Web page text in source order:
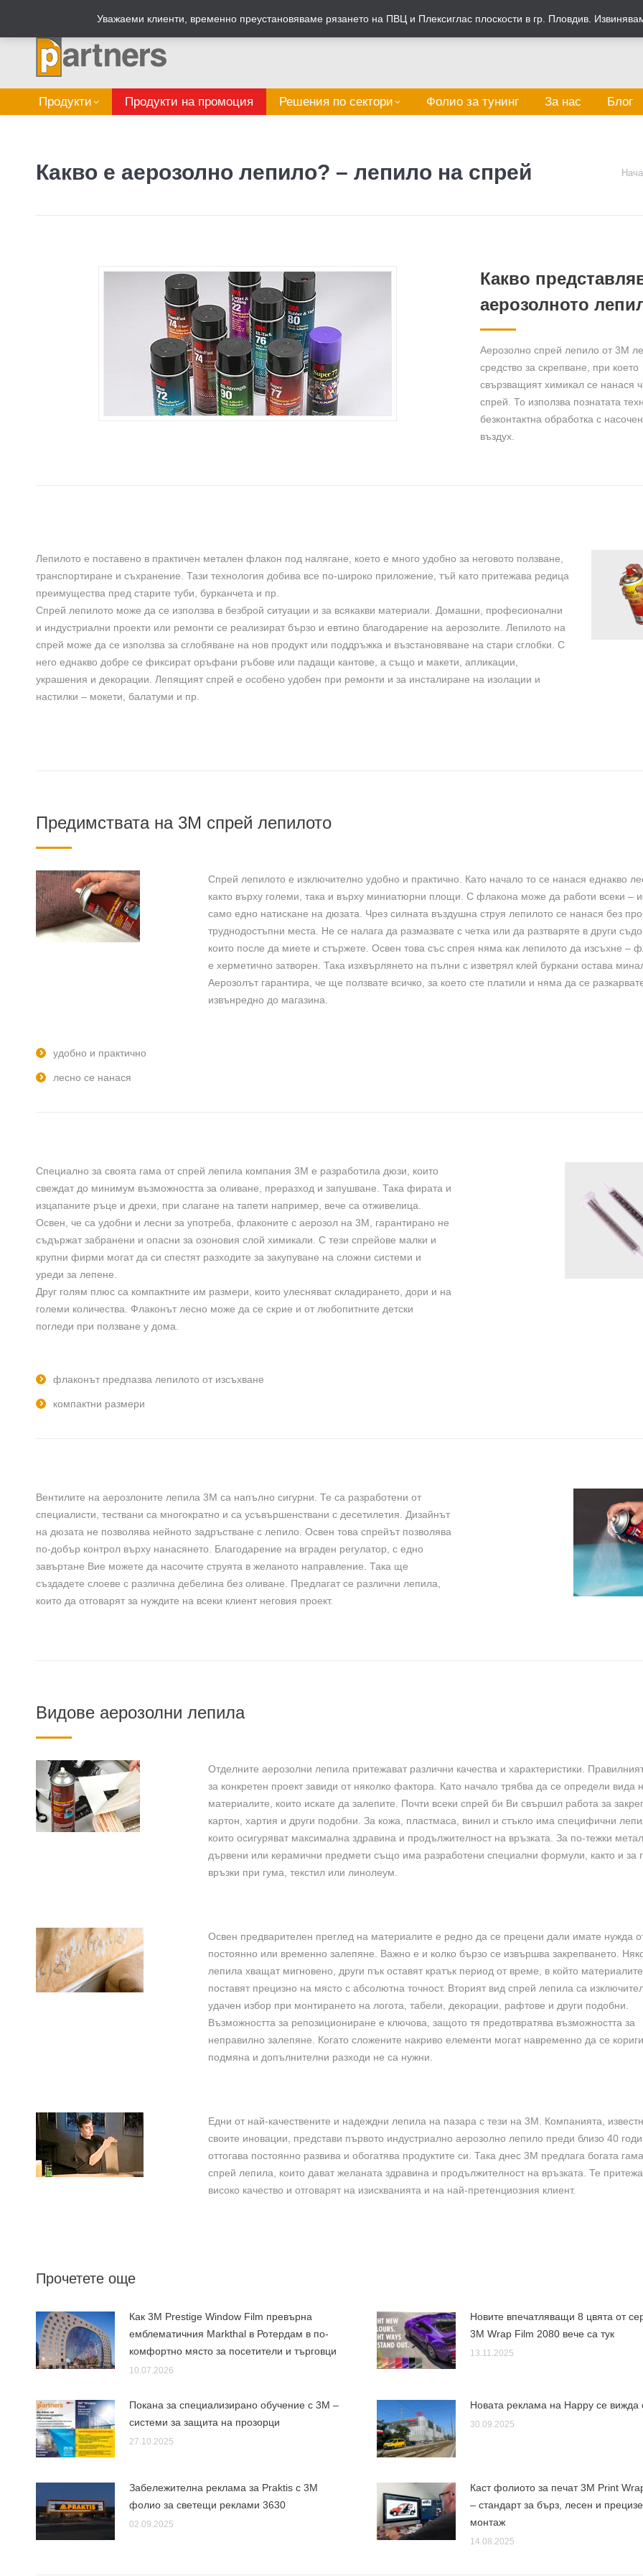
Табелен калкулатор
Продукти Продукти на промоция Решения по сектори Фолио за тунинг За нас Блог
Какво е аерозолно лепило? – лепило на спрей You
Какво
аерозолното
Аерозолно спрей лепило от 3М
средство за скрепване, при което
свързващият химикал се нанася
спрей. То използва познатата
безконтактна обработка с
въздух.
Лепилото е поставено в практичен метален флакон под налягане, което е много удобно за неговото ползване,
транспортиране и съхранение. Тази технология добива все по-широко приложение, тъй като притежава редица
преимущества пред старите туби, бурканчета и пр.
Спрей лепилото може да се използва в безброй ситуации и за всякакви материали. Домашни, професионални
и индустриални проекти или ремонти се реализират бързо и евтино благодарение на аерозолите. Лепилото на
спрей може да се използва за сглобяване на нов продукт или поддръжка и възстановяване на стари сглобки. С
него еднакво добре се фиксират оръфани ръбове или падащи кантове, а също и макети, апликации,
украшения и декорации. Лепящият спрей е особено удобен при ремонти и за инсталиране на изолации и
настилки – мокети, балатуми и пр.
Предимствата на 3М спрей лепилото
Спрей лепилото е изключително удобно и практично. Като начало то се нанася еднакво
както върху големи, така и върху миниатюрни площи. С флакона може да работи всеки –
само едно натискане на дюзата. Чрез силната въздушна струя лепилото се нанася без
труднодостъпни места. Не се налага да размазвате с четка или да разтваряте в други
които после да миете и стържете. Освен това със спрея няма как лепилото да изсъхне –
е херметично затворен. Така изхвърлянето на пълни с изветрял клей буркани остава
Аерозолът гарантира, че ще ползвате всичко, за което сте платили и няма да се
извънредно до магазина.
удобно и практично
лесно се нанася
Специално за своята гама от спрей лепила компания 3М е разработила дюзи, които
свеждат до минимум възможността за оливане, преразход и запушване. Така фирата и
изцапаните ръце и дрехи, при слагане на тапети например, вече са отживелица.
Освен, че са удобни и лесни за употреба, флаконите с аерозол на 3М, гарантирано не
съдържат забранени и опасни за озоновия слой химикали. С тези спрейове малки и
крупни фирми могат да си спестят разходите за закупуване на сложни системи и
уреди за лепене.
Друг голям плюс са компактните им размери, които улесняват складирането, дори и на
големи количества. Флаконът лесно може да се скрие и от любопитните детски
погледи при ползване у дома.
флаконът предпазва лепилото от изсъхване
компактни размери
Вентилите на аерозлоните лепила 3М са напълно сигурни. Те са разработени от
специалисти, тествани са многократно и са усъвършенствани с десетилетия. Дизайнът
на дюзата не позволява нейното задръстване с лепило. Освен това спрейът позволява
по-добър контрол върху нанасянето. Благодарение на вграден регулатор, с едно
завъртане Вие можете да насочите струята в желаното направление. Така ще
създадете слоеве с различна дебелина без оливане. Предлагат се различни лепила,
които да отговарят за нуждите на всеки клиент неговия проект.
Видове аерозолни лепила
Отделните аерозолни лепила притежават различни качества и характеристики.
за конкретен проект завиди от няколко фактора. Като начало трябва да се определи вида
материалите, които искате да залепите. Почти всеки спрей би Ви свършил работа за
картон, хартия и други подобни. За кожа, пластмаса, винил и стъкло има специфични
които осигуряват максимална здравина и продължителност на връзката. За по-тежки
дървени или керамични предмети също има разработени специални формули, както и за
връзки при гума, текстил или линолеум.
Освен предварителен преглед на материалите е редно да се прецени дали имате нужда
постоянно или временно залепяне. Важно е и колко бързо се извършва закрепването.
лепила хващат мигновено, други пък оставят кратък период от време, в който
поставят прецизно на място с абсолютна точност. Вторият вид спрей лепила са
удачен избор при монтирането на логота, табели, декорации, рафтове и други подобни.
Възможността за репозициониране е ключова, защото тя предотвратява възможността за
неправилно залепяне. Когато сложените накриво елементи могат навременно да се
подмяна и допълнителни разходи не са нужни.
Едни от най-качествените и надеждни лепила на пазара с тези на 3М. Компанията,
своите иновации, представи първото индустриално аерозолно лепило преди близо 40
оттогава постоянно развива и обогатява продуктите си. Така днес 3М предлага богата
спрей лепила, които дават желаната здравина и продължителност на връзката. Те
високо качество и отговарят на изискванията и на най-претенциозния клиент.
Прочетете още
Как 3M Prestige Window Film превърна
емблематичния Markthal в Ротердам в по-
комфортно място за посетители и търговци
10.07.2026
Новите впечатляващи 8 цвята от
3M Wrap Film 2080 вече са тук
13.11.2025
Покана за специализирано обучение с 3M –
системи за защита на прозорци
27.10.2025
Новата реклама на Happy се вижда
30.09.2025
Забележителна реклама за Praktis с 3М
фолио за светещи реклами 3630
02.09.2025
Каст фолиото за печат 3M Print
– стандарт за бърз, лесен и
монтаж
14.08.2025
Уважаеми клиенти, временно преустановяваме рязането на ПВЦ и Плексиглас плоскости в гр. Пловдив.